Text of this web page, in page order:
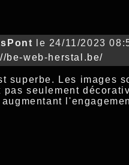
le 24/11/2023
be-web-herstal.be/
superbe. Les images
seulement